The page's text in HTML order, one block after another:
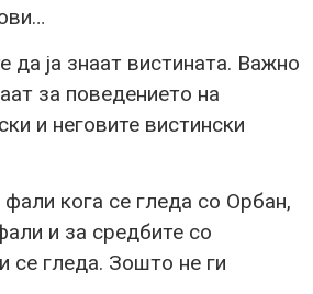
да ја знаат вистината. Важно
за поведението на
и неговите вистински
кога се гледа со Орбан,
и за средбите со
се гледа. Зошто не ги